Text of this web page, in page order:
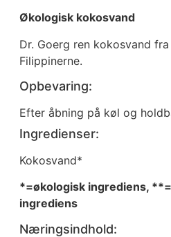
Økologisk kokosvand
Dr. Goerg ren kokosvand
Filippinerne.
Opbevaring:
Efter åbning på køl og
Ingredienser:
Kokosvand*
*=økologisk ingrediens,
ingrediens
Næringsindhold: